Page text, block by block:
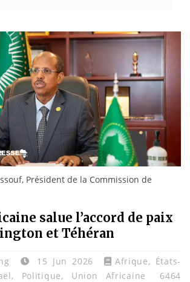
Guinée
Bénin :
Président de la Commission de
salue l’accord de paix
et Téhéran
15 Jun 2026 Afrique, États-
, Politique, Union Africaine
6464